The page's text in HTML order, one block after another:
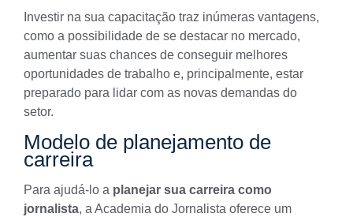
Investir na sua capacitação traz inúmeras vantagens,
como a possibilidade de se destacar no mercado,
aumentar suas chances de conseguir melhores
oportunidades de trabalho e, principalmente, estar
preparado para lidar com as novas demandas do
setor.
Modelo de planejamento de
carreira
Para ajudá-lo a planejar sua carreira como
jornalista, a Academia do Jornalista oferece um